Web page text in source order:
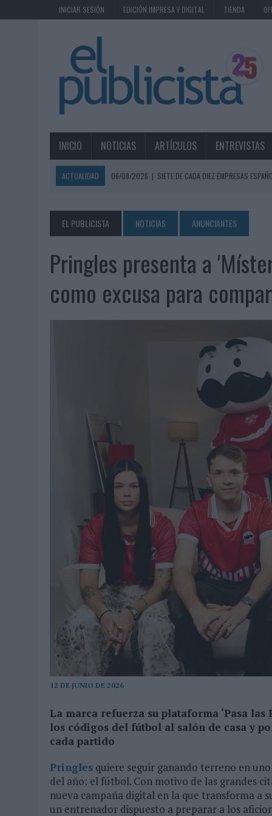
INICIAR SESIÓN EDICIÓN IMPRESA Y DIGITAL TIENDA
INICIO NOTICIAS ARTÍCULOS ENTREVISTAS
ACTUALIDAD 06/08/2026 | SIETE DE CADA DIEZ EMPRESAS
06/08/2026 | EL USO DE LA IA GENERATIVA ALCANZA YA AL 62% DE
06/08/2026
SYSTEM1 NOMBRA A KIMBERLY BASTONI COMO NUEVA
06/08/2026 | FRIGO Y UNIQLO LANZAN UNA COLECCIÓN
| LA IA ESTÁ SUBIENDO EL LISTÓN DE LA CREATIVIDAD
FABRA COMUNICACIÓN INCORPORA A CASONÁ Y
LOPESAN HOTELS & RESORTS ACERCA EL PARAÍSO
LUIS ARQUILLOS (BURGO DE ARIAS): “LA
04/08/2026
‘EL PARAÍSO MÁS CERCA’, DE 22GRADOS PARA
04/08/2026
‘LA ÚNICA CERVEZA DEL MUNDO QUE SE DISFRUTA DOS
04/08/2026
‘EL FÚTBOL SIN LAS PERSONAS’, DE DENTSU CREATIVE
04/08/2026 |
CAPAZ, LA CERVEZA QUE CONVIERTE CADA BOTELLA
BABARIA Y MAXIBON SON ‘EL MATCH PERFECTO DEL
04/08/2026
AUDIBLE REIVINDICA EL PODER TRANSFORMADOR
‘VUELVE EL FÚTBOL. VUELVE A SOÑAR’, DE VML PARA
03/08/2026
MOVISTAR APELA A LA ILUSIÓN DE LAS AFICIONES PARA
‘LA VUELTA’, DE FENOMENAL PARA MÁLAGA CF
EL PUBLICISTA NOTICIAS ANUNCIANTES
Pringles presenta a
como excusa para
12 DE JUNIO DE 2026
La marca refuerza su plataforma ‘Pasa
los códigos del fútbol al salón de casa y
cada partido
Pringles quiere seguir ganando terreno en
del año: el fútbol. Con motivo de las grandes
nueva campaña digital en la que transforma a
un entrenador dispuesto a preparar a los